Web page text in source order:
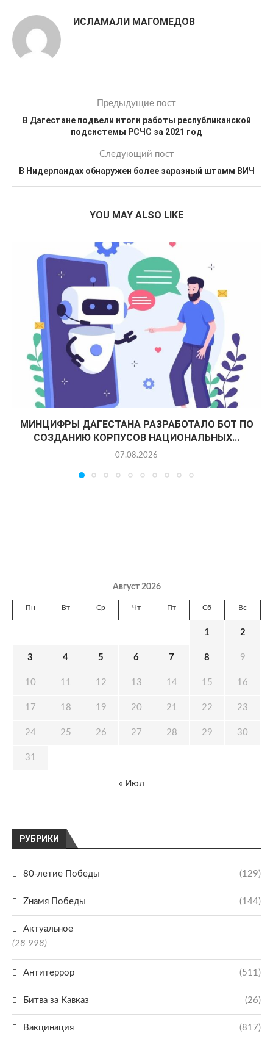
ИСЛАМАЛИ МАГОМЕДОВ
Предыдущие пост
В Дагестане подвели итоги работы республиканской
подсистемы РСЧС за 2021 год
Следующий пост
В Нидерландах обнаружен более заразный штамм ВИЧ
YOU MAY ALSO LIKE
МИНЦИФРЫ ДАГЕСТАНА РАЗРАБОТАЛО БОТ ПО
СОЗДАНИЮ КОРПУСОВ НАЦИОНАЛЬНЫХ...
07.08.2026
РУБРИКИ
80-летие Победы (129)
Zнамя Победы (144)
Актуальное
(28 998)
Антитеррор (511)
Битва за Кавказ (26)
Вакцинация (817)
Август 2026
Пн Вт Ср Чт Пт Сб Вс
1 2
3 4 5 6 7 8 9
10 11 12 13 14 15 16
17 18 19 20 21 22 23
24 25 26 27 28 29 30
31
« Июл